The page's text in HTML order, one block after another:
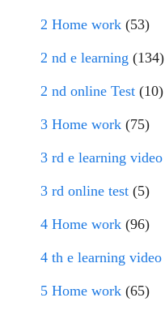
2 Home work (53)
2 nd e learning (134)
2 nd online Test (10)
3 Home work (75)
3 rd e learning video
3 rd online test (5)
4 Home work (96)
4 th e learning video
5 Home work (65)